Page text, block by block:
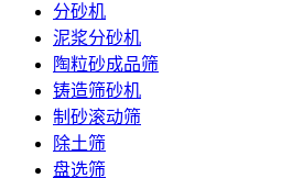
分砂机
泥浆分砂机
陶粒砂成品筛
铸造筛砂机
制砂滚动筛
除土筛
盘选筛